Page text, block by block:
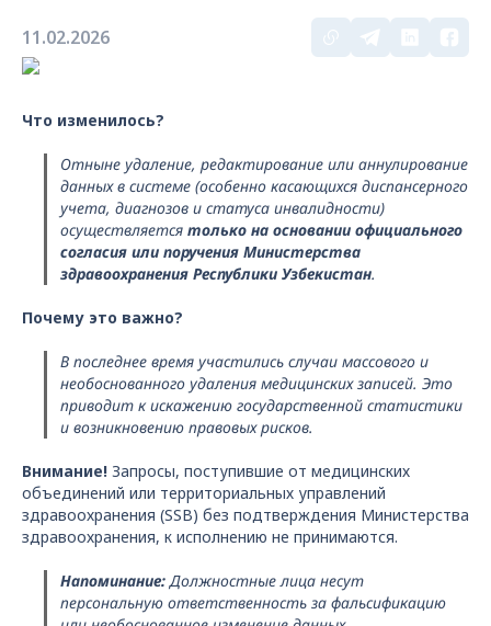
11.02.2026
Что изменилось?
Отныне удаление, редактирование или аннулирование
данных в системе (особенно касающихся диспансерного
учета, диагнозов и статуса инвалидности)
осуществляется только на основании официального
согласия или поручения Министерства
здравоохранения Республики Узбекистан.
Почему это важно?
В последнее время участились случаи массового и
необоснованного удаления медицинских записей. Это
приводит к искажению государственной статистики
и возникновению правовых рисков.
Внимание! Запросы, поступившие от медицинских
объединений или территориальных управлений
здравоохранения (SSB) без подтверждения Министерства
здравоохранения, к исполнению не принимаются.
Напоминание:Должностные лица несут
персональную ответственность за фальсификацию